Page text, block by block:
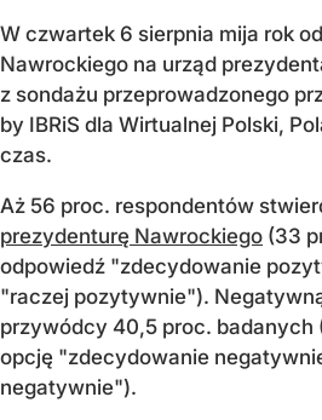
W czwartek 6 sierpnia mija rok
Nawrockiego na urząd
z sondażu przeprowadzonego
by IBRiS dla Wirtualnej Polski,
czas.
Aż 56 proc. respondentów
prezydenturę Nawrockiego (33
odpowiedź "zdecydowanie
"raczej pozytywnie").
przywódcy 40,5 proc. badanych
opcję "zdecydowanie
negatywnie").